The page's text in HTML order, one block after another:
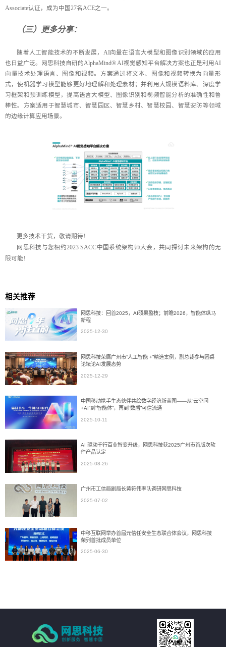
Associate认证，成为中国27名ACE之一。
（三）更多分享：
随着人工智能技术的不断发展，AI向量在语言大模型和图像识别领域的应用
也日益广泛。网思科技自研的AlphaMind® AI视觉感知平台解决方案也正是利用AI
向量技术处理语言、图像和视频。方案通过将文本、图像和视频转换为向量形
式，使机器学习模型能够更好地理解和处理素材；并利用大规模语料库、深度学
习框架和预训练模型，提高语言大模型、图像识别和视频智能分析的准确性和鲁
棒性。方案适用于智慧城市、智慧园区、智慧乡村、智慧校园、智慧安防等领域
的边缘计算应用场景。
更多技术干货，敬请期待！
网思科技与您相约2023 SACC中国系统架构师大会，共同探讨未来架构的无
限可能！
相关推荐
网思科技：回首2025，AI硕果盈枝；前瞻2026，智能体纵马
新程
2025-12-30
网思科技荣膺广州市“人工智能 +”精选案例，副总裁参与圆桌
论坛论AI发展态势
2025-12-29
中国移动携手生态伙伴共绘数字经济新蓝图——从“云空间
+AI”到“智能体”，再到“数盾”可信流通
2025-10-11
AI 驱动千行百业智变升级，网思科技获2025广州市首版次软
件产品认定
2025-08-26
广州市工信局副局长黄符伟率队调研网思科技
2025-07-02
中移互联网举办首届元信任安全生态联合体会议，网思科技
荣列首批成员单位
2025-06-30